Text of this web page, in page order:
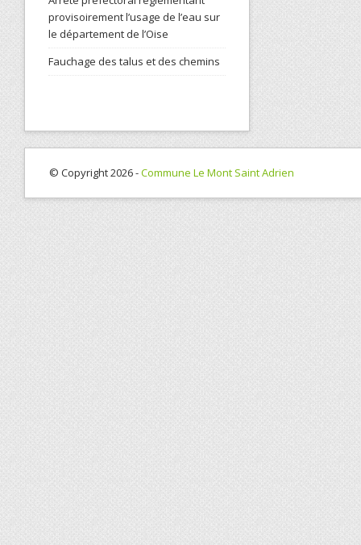
provisoirement l’usage de l’eau sur
le département de l’Oise
Fauchage des talus et des chemins
© Copyright 2026 -Commune Le Mont Saint Adrien